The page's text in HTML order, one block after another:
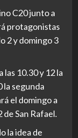
C20 junto a
protagonistas
2 y domingo 3
las 10.30 y 12 la
la segunda
el domingo a
San Rafael.
la idea de